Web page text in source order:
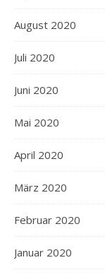
August 2020
Juli 2020
Juni 2020
Mai 2020
April 2020
März 2020
Februar 2020
Januar 2020